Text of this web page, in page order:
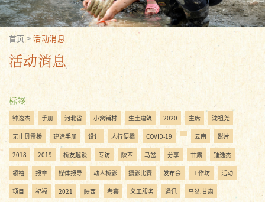
首页 >活动消息
活动消息
标签
钟逸杰 手册 河北省 小窝铺村 生土建筑 2020 主席 沈祖尧
无止贝雷桥 建造手册 设计 人行便橋 COVID-19 云南 影片
2018 2019 桥友趣谈 专访 陝西 马岔 分享 甘肃 锺逸杰
领袖 报章 媒体报导 动人桥影 摄影比赛 发布会 工作坊 活动
项目 祝福 2021 陜西 考察 义工服务 通讯 马岔.甘肃